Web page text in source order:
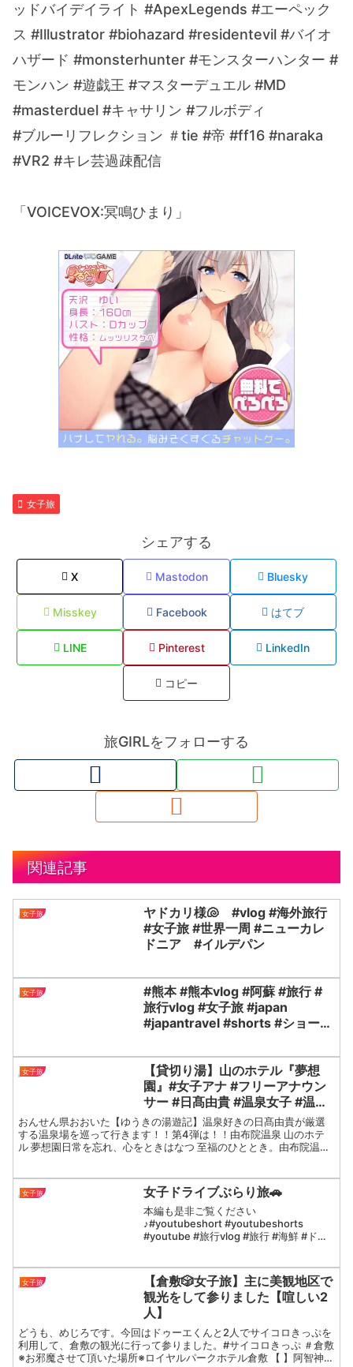
ッドバイデイライト #ApexLegends #エーペック
ス #Illustrator #biohazard #residentevil #バイオ
ハザード #monsterhunter #モンスターハンター #
モンハン #遊戯王 #マスターデュエル #MD
#masterduel #キャサリン #フルボディ
#ブルーリフレクション ＃tie #帝 #ff16 #naraka
#VR2 #キレ芸過疎配信
「VOICEVOX:冥鳴ひまり」
女子旅
シェアする
X Mastodon Bluesky
Misskey Facebook はてブ
LINE Pinterest LinkedIn
コピー
旅GIRLをフォローする
関連記事
女子旅
ヤドカリ様🐚 #vlog #海外旅行
#女子旅 #世界一周 #ニューカレ
ドニア #イルデパン
女子旅
#熊本 #熊本vlog #阿蘇 #旅行 #
旅行vlog #女子旅 #japan
#japantravel #shorts #ショート
女子旅
【貸切り湯】山のホテル『夢想
園』#女子アナ #フリーアナウン
サー #日髙由貴 #温泉女子 #温泉
女子旅
おんせん県おおいた【ゆうきの湯遊記】温泉好きの日髙由貴が厳選
する温泉場を巡って行きます！！第4弾は！！由布院温泉 山のホテ
ル 夢想園日常を忘れ、心をときはなつ 至福のひととき。由布院温泉
女子旅 女子ドライブぶらり旅🚗
本編も是非ご覧ください
♪#youtubeshort #youtubeshorts
#youtube #旅行vlog #旅行 #海鮮 #ドラ
女子旅
【倉敷🎲女子旅】主に美観地区で
観光をして参りました【喧しい2
人】
どうも、めじろです。今回はドゥーエくんと2人でサイコロきっぷを
利用して、倉敷の観光に行って参りました。#サイコロきっぷ ＃倉敷
※お邪魔させて頂いた場所※ロイヤルパークホテル倉敷 【 】阿智神社